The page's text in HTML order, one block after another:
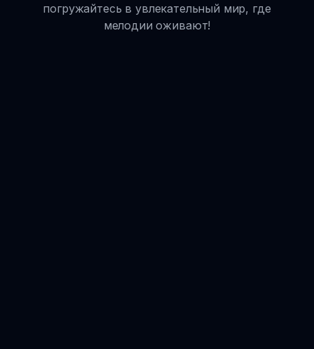
погружайтесь в увлекательный мир, где
мелодии оживают!